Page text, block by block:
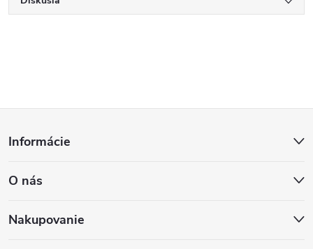
p
ä
Informácie
O nás
Nakupovanie